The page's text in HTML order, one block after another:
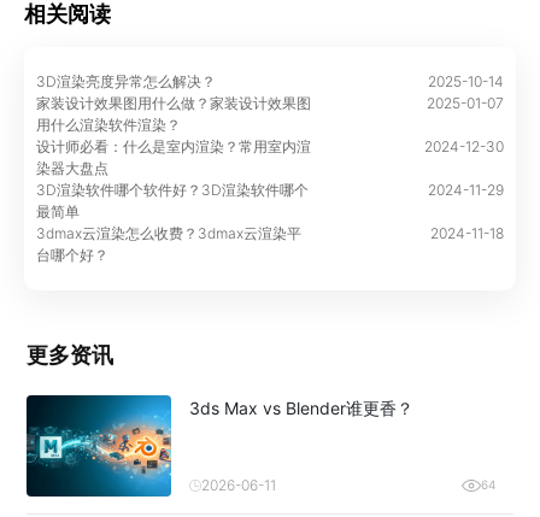
相关阅读
3D渲染亮度异常怎么解决？
2025-10-14
家装设计效果图用什么做？家装设计效果图
用什么渲染软件渲染？
2025-01-07
设计师必看：什么是室内渲染？常用室内渲
染器大盘点
2024-12-30
3D渲染软件哪个软件好？3D渲染软件哪个
最简单
2024-11-29
3dmax云渲染怎么收费？3dmax云渲染平
台哪个好？
2024-11-18
更多资讯
3ds Max vs Blender谁更香？
2026-06-11 64